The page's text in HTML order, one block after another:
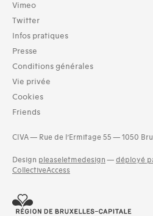
Vimeo
Twitter
Infos pratiques
Presse
Conditions générales
Vie privée
Cookies
Friends
CIVA — Rue de l’Ermitage 55 — 1050
Design pleaseletmedesign — déployé
CollectiveAccess